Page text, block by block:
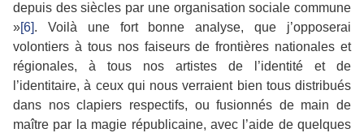
depuis des siècles par une organisation sociale commune
»[6]. Voilà une fort bonne analyse, que j’opposerai
volontiers à tous nos faiseurs de frontières nationales et
régionales, à tous nos artistes de l’identité et de
l’identitaire, à ceux qui nous verraient bien tous distribués
dans nos clapiers respectifs, ou fusionnés de main de
maître par la magie républicaine, avec l’aide de quelques